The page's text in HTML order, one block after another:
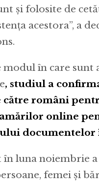
și folosite de
acestora”, a
modul în care sunt
, studiul a
români
online
documentelor
luna noiembrie a
femei și